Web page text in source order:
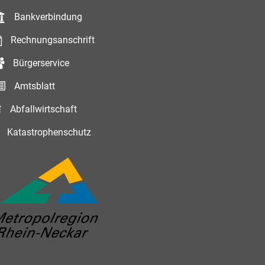
Bankverbindung
Rechnungsanschrift
Bürgerservice
Amtsblatt
Abfallwirtschaft
Katastrophenschutz